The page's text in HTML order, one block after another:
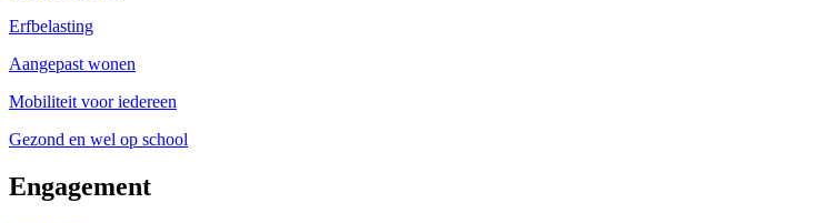
Erfbelasting
Aangepast wonen
Mobiliteit voor iedereen
Gezond en wel op school
Engagement